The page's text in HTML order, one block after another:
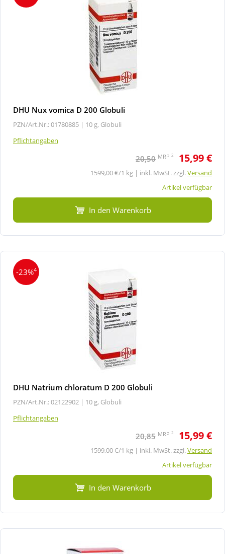
DHU Nux vomica D 200 Globuli
PZN/Art.Nr.: 01780885 | 10 g, Globuli
Pflichtangaben
20,50 MRP 2 15,99 €
1599,00 €/1 kg | inkl. MwSt. zzgl.Versand
Artikel verfügbar
In den Warenkorb
-23%4
DHU Natrium chloratum D 200 Globuli
PZN/Art.Nr.: 02122902 | 10 g, Globuli
Pflichtangaben
20,85 MRP 2 15,99 €
1599,00 €/1 kg | inkl. MwSt. zzgl.Versand
Artikel verfügbar
In den Warenkorb